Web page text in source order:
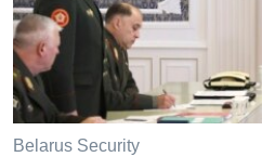
ᲡᲢᲣᲓᲘᲐ ᲕᲐᲨᲘᲜᲒᲢᲝᲜᲘ
ᲔᲙᲝᲜᲝᲛᲘᲙᲐ
ᲯᲐᲜᲛᲠᲗᲔᲚᲝᲑᲐ
ᲛᲔᲪᲜᲘᲔᲠᲔᲑᲐ
ᲘᲜᲢᲔᲠᲕᲘᲣ
Learning English
ᲗᲕᲐᲚᲘ ᲒᲕᲐᲓᲔᲕᲜᲔᲗ
Belarus Security